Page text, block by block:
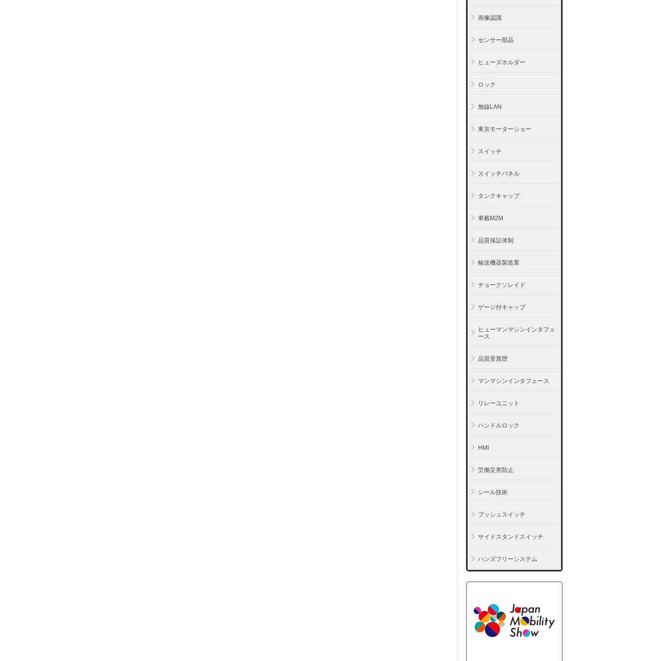
画像認識
センサー部品
ヒューズホルダー
ロック
無線LAN
東京モーターショー
スイッチ
スイッチパネル
タンクキャップ
車載M2M
品質保証体制
輸送機器製造業
チョークソレイド
ゲージ付キャップ
ヒューマンマシンインタフェ
ース
品質受賞歴
マンマシンインタフェース
リレーユニット
ハンドルロック
HMI
労働災害防止
シール技術
プッシュスイッチ
サイドスタンドスイッチ
ハンズフリーシステム